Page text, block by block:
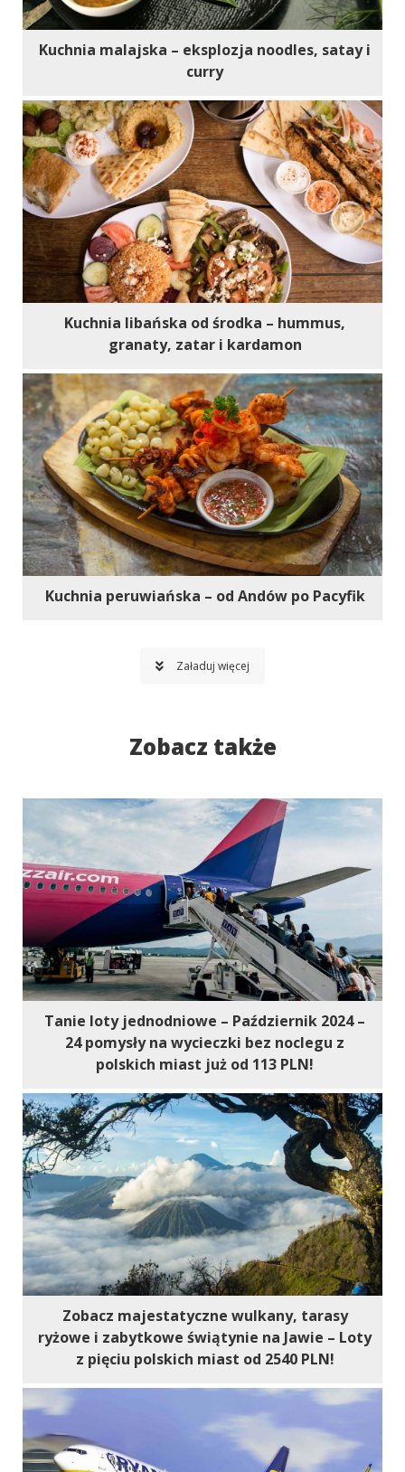
Kuchnia malajska – eksplozja noodles, satay i
curry
Kuchnia libańska od środka – hummus,
granaty, zatar i kardamon
Kuchnia peruwiańska – od Andów po Pacyfik
Załaduj więcej
Zobacz także
Tanie loty jednodniowe – Październik 2024 –
24 pomysły na wycieczki bez noclegu z
polskich miast już od 113 PLN!
Zobacz majestatyczne wulkany, tarasy
ryżowe i zabytkowe świątynie na Jawie – Loty
z pięciu polskich miast od 2540 PLN!